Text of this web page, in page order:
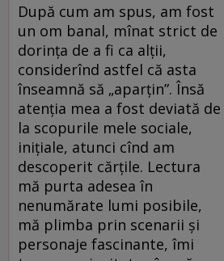
După cum am spus, am fost
un om banal, mînat strict de
dorința de a fi ca alții,
considerînd astfel că asta
înseamnă să „aparțin”. Însă
atenția mea a fost deviată de
la scopurile mele sociale,
inițiale, atunci cînd am
descoperit cărțile. Lectura
mă purta adesea în
nenumărate lumi posibile,
mă plimba prin scenarii și
personaje fascinante, îmi